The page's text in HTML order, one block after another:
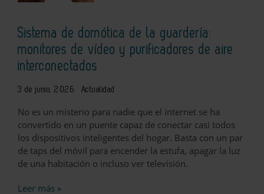
Sistema de domótica de la guardería:
monitores de vídeo y purificadores de aire
interconectados
3 de junio, 2026 Actualidad
No es un misterio para nadie que el internet se ha
convertido en un puente capaz de conectar casi todos
los dispositivos inteligentes del hogar. Basta con un par
de taps del móvil para encender la estufa, apagar la luz
de una habitación o incluso ver televisión.
Leer más »